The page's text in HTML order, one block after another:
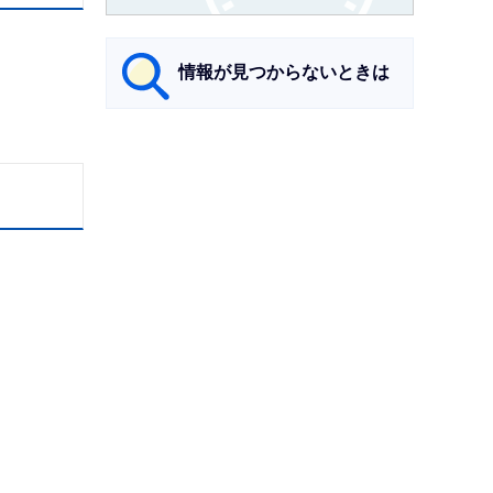
情報が見つからないときは